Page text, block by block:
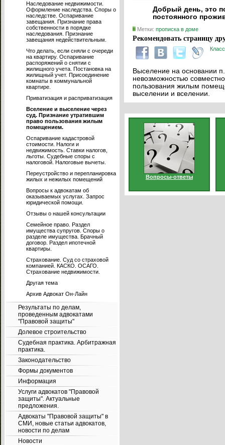
Наследование недвижимости.
Оформление наследства. Споры о
наследстве. Оспаривание
завещания. Признание права
собственности в порядке
наследования. Признание
завещания недействительным.
Что делать, если сняли с очереди
на квартиру. Оспаривание
распоряжений о снятии с
жилищного учета. Постановка на
жилищный учет. Присоединение
комнаты в коммунальной
квартире.
Приватизация и расприватизация
Вселение и выселение через
суд. Признание утратившим
право пользования жилым
помещением.
Оспаривание кадастровой
стоимости. Налоги и
недвижимость. Ставки налогов,
льготы. Судебные споры с
налоговой. Налоговые вычеты.
Переустройство и перепланировка
жилых и нежилых помещений
Вопросы к адвокатам об
оказываемых услугах. Запрос
юридической помощи.
Отзывы о нашей консультации
Семейное право. Раздел
имущества супругов. Споры о
разделе имущества. Брачный
договор. Раздел ипотечной
квартиры.
Страхование. Суд со страховой
компанией. КАСКО. ОСАГО.
Страхование недвижимости.
Другая тема
Архив Адвокат Он-Лайн
Результаты по делам,
проведенным адвокатами
"Правовой защиты"
Долевое строительство
Судебная практика. Арбитражная
практика.
Законодательство
Формы документов
Информация
Услуги адвокатов "Правовой
защиты". Актуальные
предложения.
Адвокаты "Правовой защиты" в
СМИ, новые статьи адвокатов,
новости по делам
Новости
Добрый день, это
постоянного
Метки: прописка в доме
Рекомендовать страницу
Выселение на основании
невозможностью
пользования жилым
выселении и вселении.
Вопросы-ответы